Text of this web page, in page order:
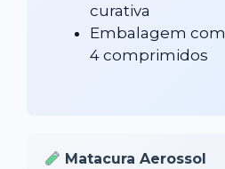
curativa
Embalagem com
4 comprimidos
Matacura Aerossol